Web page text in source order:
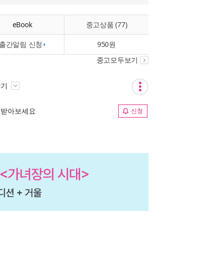
eBook 중고상품 (77)
출간알림 신청 950원
중고모두보기
아보세요 신청